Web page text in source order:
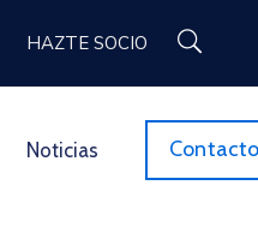
HAZTE SOCIO
Noticias